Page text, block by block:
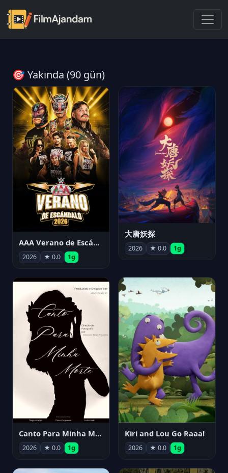
🎯 Yakında (90 gün)
AAA Verano de Escándalo 2026 - Week 3
2026 ★ 0.0 1g
大唐妖探
2026 ★ 0.0 1g
Canto Para Minha Morte
2026 ★ 0.0 1g
Kiri and Lou Go Raaa!
2026 ★ 0.0 1g